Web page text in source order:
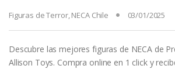
Figuras de Terror,NECA Chile 03/01/2025
Descubre las mejores figuras de NECA de
Allison Toys. Compra online en 1 click y